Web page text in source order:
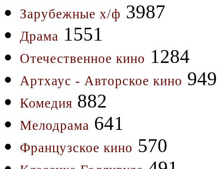
Зарубежные х/ф 3987
Драма 1551
Отечественное кино 1284
Артхаус - Авторское кино 949
Комедия 882
Мелодрама 641
Французское кино 570